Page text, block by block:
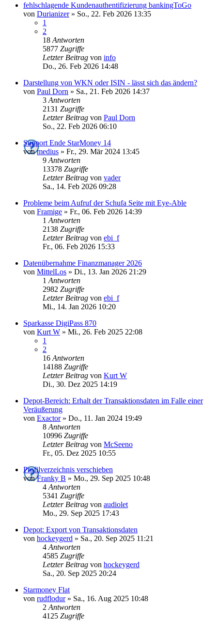
fehlschlagende Kundenauthentifizierung bankingToGo
von Durianizer» So., 22. Feb 2026 13:35
1
2
18 Antworten
5877 Zugriffe
Letzter Beitrag von info
Do., 26. Feb 2026 14:48
Darstellung von WKN oder ISIN - lässt sich das ändern?
von Paul Dorn » Sa., 21. Feb 2026 14:37
3 Antworten
2131 Zugriffe
Letzter Beitrag von Paul Dorn
So., 22. Feb 2026 06:10
Support Ende StarMoney 14
vonmedius » Fr., 29. Mär 2024 13:45
9 Antworten
13378 Zugriffe
Letzter Beitrag von vader
Sa., 14. Feb 2026 09:28
Probleme beim Aufruf der Schufa Seite mit Eye-Able
von Framige » Fr., 06. Feb 2026 14:39
1 Antworten
2138 Zugriffe
Letzter Beitrag von ebi_f
Fr., 06. Feb 2026 15:33
Datenübernahme Finanzmanager 2026
von MittelLos » Di., 13. Jan 2026 21:29
1 Antworten
2982 Zugriffe
Letzter Beitrag von ebi_f
Mi., 14. Jan 2026 10:20
Sparkasse DigiPass 870
von Kurt W » Mi., 26. Feb 2025 22:08
1
2
16 Antworten
14188 Zugriffe
Letzter Beitrag von Kurt W
Di., 30. Dez 2025 14:19
Depot-Bereich: Erhalt der Transaktionsdaten im Falle einer
Veräußerung
von Exactor» Do., 11. Jan 2024 19:49
8 Antworten
10996 Zugriffe
Letzter Beitrag von McSeeno
Fr., 05. Dez 2025 10:55
Profilverzeichnis verschieben
vonFranky B » Mo., 29. Sep 2025 10:48
4 Antworten
5341 Zugriffe
Letzter Beitrag von audiolet
Mo., 29. Sep 2025 17:43
Depot: Export von Transaktionsdaten
von hockeygerd » Sa., 20. Sep 2025 11:21
4 Antworten
4585 Zugriffe
Letzter Beitrag von hockeygerd
Sa., 20. Sep 2025 20:24
Starmoney Flat
von rudflodur» Sa., 16. Aug 2025 10:48
2 Antworten
4125 Zugriffe